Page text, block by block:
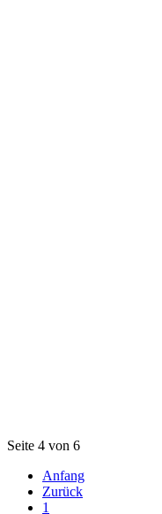
Seite 4 von 6
Anfang
Zurück
1